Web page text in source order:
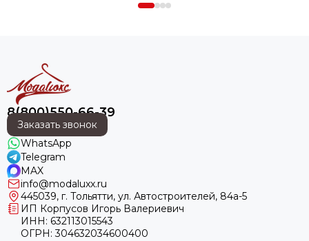
8(800)550-66-39
Заказать звонок
WhatsApp
Telegram
MAX
info@modaluxx.ru
445039, г. Тольятти, ул. Автостроителей, 84а-5
ИП Корпусов Игорь Валериевич
ИНН: 632113015543
ОГРН: 304632034600400